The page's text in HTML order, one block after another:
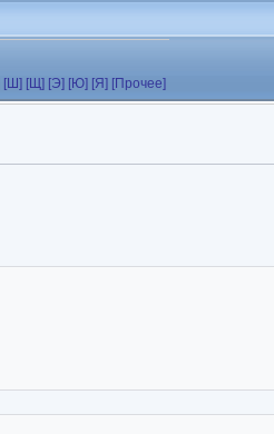
[Ш] [Щ] [Э] [Ю] [Я] [Прочее]